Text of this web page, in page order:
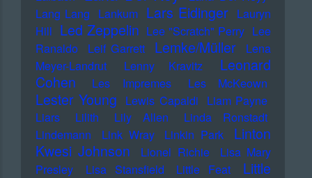
Lang Lang Lankum Lars Eidinger Lauryn
Hill Led Zeppelin Lee "Scratch" Perry Lee
Ranaldo
Leif Garrett Lemke/Müller
Lena
Meyer-Landrut
Lenny Kravitz
Leonard
Cohen
Les Impremes Les McKeown
Lester Young Lewis Capaldi Liam Payne
Liars
Lilith Lily Allen
Linda Ronstadt
Lindemann
Link Wray Linkin Park
Linton
Kwesi Johnson
Lionel Richie
Lisa Mary
Presley
Lisa Stansfield Little Feat
Little